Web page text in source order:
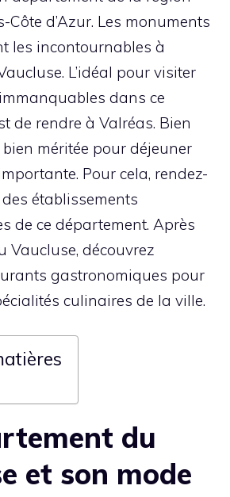
Côte d’Azur. Les monuments
les incontournables à
L’idéal pour visiter
dans ce
de rendre à Valréas. Bien
méritée pour déjeuner
Pour cela, rendez-
établissements
de ce département. Après
Vaucluse, découvrez
gastronomiques pour
culinaires de la ville.
du
et son mode